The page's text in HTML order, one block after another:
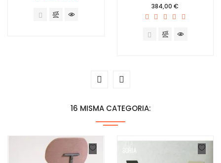
Precio
384,00 €
16 MISMA CATEGORIA: